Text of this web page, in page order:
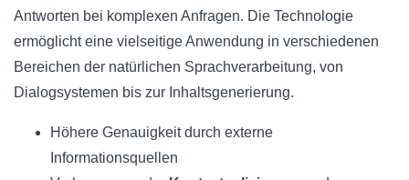
Antworten bei komplexen Anfragen. Die Technologie
ermöglicht eine vielseitige Anwendung in verschiedenen
Bereichen der natürlichen Sprachverarbeitung, von
Dialogsystemen bis zur Inhaltsgenerierung.
Höhere Genauigkeit durch externe
Informationsquellen